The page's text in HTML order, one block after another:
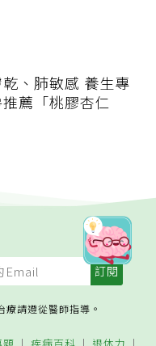
、肺敏感 養生專
薦「桃膠杏仁
請遵從醫師指導。